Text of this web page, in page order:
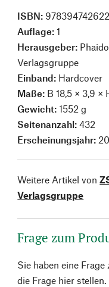
ISBN:
Auflage:1
Herausgeber:
Verlagsgruppe
Einband: Hardcover
Maße: B 18,5 × 3,9 ×
Gewicht:1552 g
Seitenanzahl:432
Erscheinungsjahr:
Weitere Artikel von
Verlagsgruppe
Frage zum
Sie haben eine
die Frage hier